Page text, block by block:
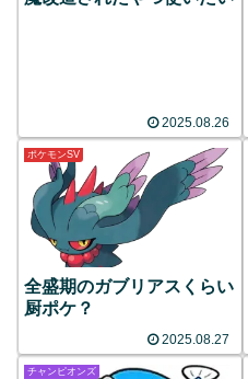
2025.08.26
ポケモンSV
全盛期のガブリアスくらい
厨ポケ？
2025.08.27
チャンピオンズ